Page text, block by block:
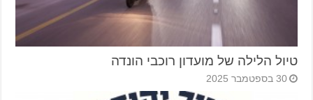
טיול הלילה של מועדון רוכבי הונדה
30 בספטמבר 2025